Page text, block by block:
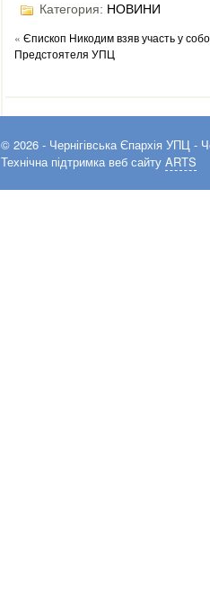
Категория: НОВИНИ
« Єпископ Никодим взяв участь у
Предстоятеля УПЦ
© 2026 - Чернігівська Єпархія УПЦ -
Технічна підтримка веб сайту ARTS